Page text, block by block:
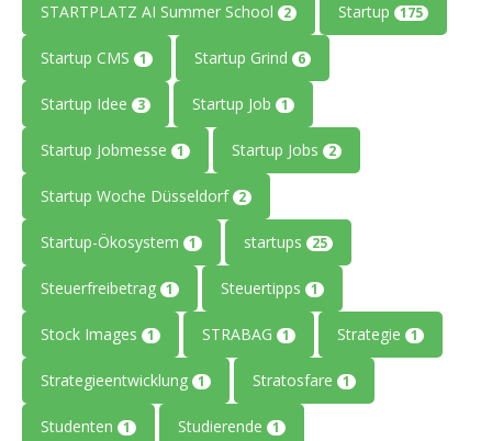
STARTPLATZ AI Summer School 2 Startup 175
Startup CMS 1 Startup Grind 6
Startup Idee 3 Startup Job 1
Startup Jobmesse 1 Startup Jobs 2
Startup Woche Düsseldorf 2
Startup-Ökosystem 1 startups 25
Steuerfreibetrag 1 Steuertipps 1
Stock Images 1 STRABAG 1 Strategie 1
Strategieentwicklung 1 Stratosfare 1
Studenten 1 Studierende 1